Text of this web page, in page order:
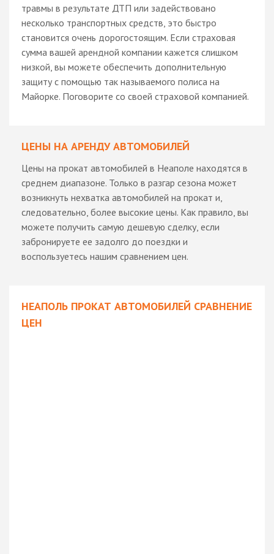
травмы в результате ДТП или задействовано
несколько транспортных средств, это быстро
становится очень дорогостоящим. Если страховая
сумма вашей арендной компании кажется слишком
низкой, вы можете обеспечить дополнительную
защиту с помощью так называемого полиса на
Майорке. Поговорите со своей страховой компанией.
ЦЕНЫ НА АРЕНДУ АВТОМОБИЛЕЙ
Цены на прокат автомобилей в Неаполе находятся в
среднем диапазоне. Только в разгар сезона может
возникнуть нехватка автомобилей на прокат и,
следовательно, более высокие цены. Как правило, вы
можете получить самую дешевую сделку, если
забронируете ее задолго до поездки и
воспользуетесь нашим сравнением цен.
НЕАПОЛЬ ПРОКАТ АВТОМОБИЛЕЙ СРАВНЕНИЕ
ЦЕН